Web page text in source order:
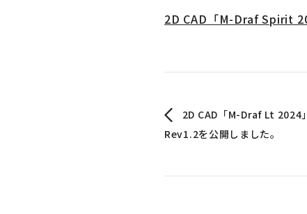
2D CAD「M-Draf Spirit
2D CAD「M-Draf Lt 2024
Rev1.2を公開しました。